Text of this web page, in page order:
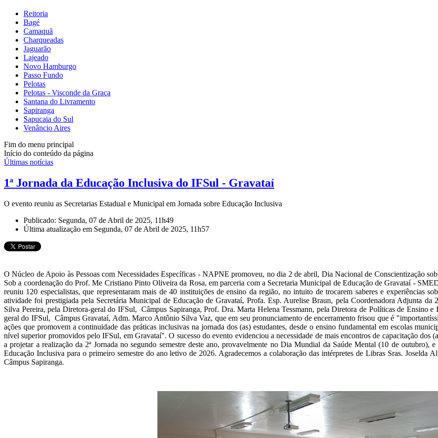
Reitoria
Bagé
Camaquã
Charqueadas
Jaguarão
Lajeado
Novo Hamburgo
Passo Fundo
Pelotas
Pelotas - Visconde da Graça
Santana do Livramento
Sapiranga
Sapucaia do Sul
Venâncio Aires
Fim do menu principal
Início do conteúdo da página
Últimas notícias
1ª Jornada da Educação Inclusiva do IFSul - Gravataí
O evento reuniu as Secretarias Estadual e Municipal em Jornada sobre Educação Inclusiva
Publicado: Segunda, 07 de Abril de 2025, 11h49
Última atualização em Segunda, 07 de Abril de 2025, 11h57
O Núcleo de Apoio às Pessoas com Necessidades Específicas - NAPNE promoveu, no dia 2 de abril, Dia Nacional de Conscientização
Sob a coordenação do Prof. Me Cristiano Pinto Oliveira da Rosa, em parceria com a Secretaria Municipal de Educação de Gravataí -
reuniu 120 especialistas, que representaram mais de 40 instituições de ensino da região, no intuito de trocarem saberes e experiências
atividade foi prestigiada pela Secretária Municipal de Educação de Gravataí, Profa. Esp. Aurelise Braun, pela Coordenadora Adjunta da
Silva Pereira, pela Diretora-geral do IFSul, Câmpus Sapiranga, Prof. Dra. Marta Helena Tessmann, pela Diretora de Políticas de
geral do IFSul, Câmpus Gravataí, Adm. Marco Antônio Silva Vaz, que em seu pronunciamento de encerramento frisou que é
ações que promovem a continuidade das práticas inclusivas na jornada dos (as) estudantes, desde o ensino fundamental em escolas
nível superior promovidos pelo IFSul, em Gravataí". O sucesso do evento evidenciou a necessidade de mais encontros de capacitação
a projetar a realização da 2ª Jornada no segundo semestre deste ano, provavelmente no Dia Mundial da Saúde Mental (10 de outubro),
Educação Inclusiva para o primeiro semestre do ano letivo de 2026. Agradecemos a colaboração das intérpretes de Libras Sras. Joselda
Câmpus Sapiranga.